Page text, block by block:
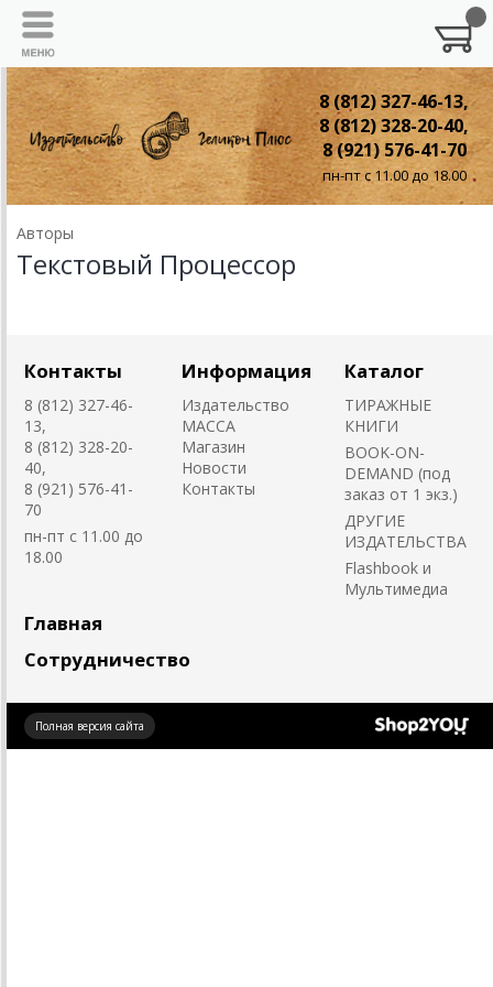
8 (812) 327-46-13,
8 (812) 328-20-40,
8 (921) 576-41-70
пн-пт с 11.00 до 18.00
Авторы
Текстовый Процессор
Контакты
8 (812) 327-46-
13,
8 (812) 328-20-
40,
8 (921) 576-41-
70
пн-пт с 11.00 до
18.00
Информация
Издательство
MACCA
Магазин
Новости
Контакты
Каталог
ТИРАЖНЫЕ
КНИГИ
BOOK-ON-
DEMAND (под
заказ от 1 экз.)
ДРУГИЕ
ИЗДАТЕЛЬСТВА
Flashbook и
Мультимедиа
Главная
Сотрудничество
Полная версия сайта